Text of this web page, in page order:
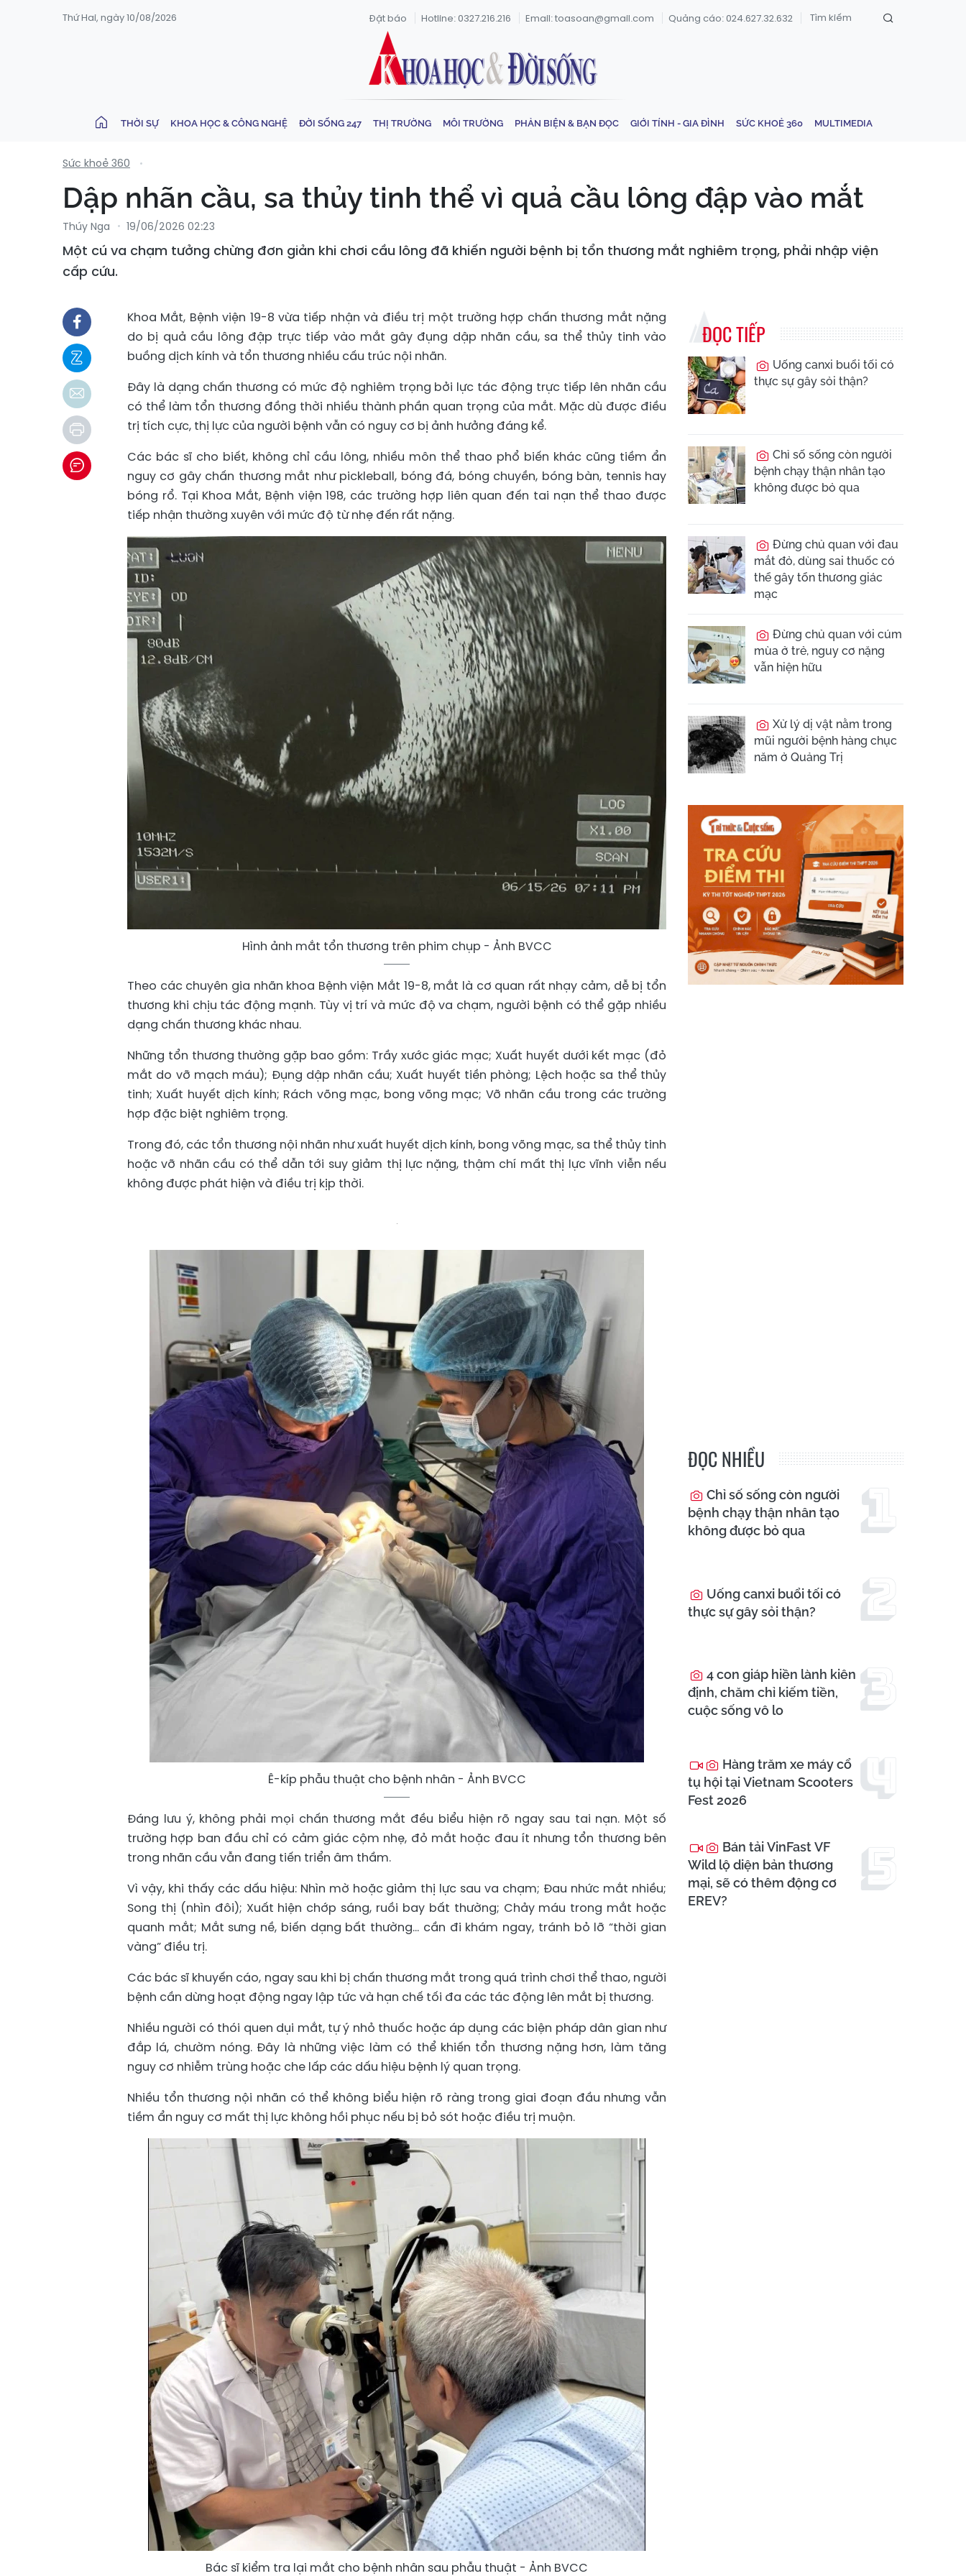
Thứ Hai, ngày 10/08/2026 Đặt báo Hotline: 0327.216.216 Email: toasoan@gmail.com Quảng cáo: 024.627.32.632
THỜI SỰ KHOA HỌC & CÔNG NGHỆ ĐỜI SỐNG 247 THỊ TRƯỜNG MÔI TRƯỜNG PHẢN BIỆN & BẠN ĐỌC GIỚI TÍNH - GIA ĐÌNH SỨC KHOẺ 360 MULTIMEDIA
Sức khoẻ 360
Dập nhãn cầu, sa thủy tinh thể vì quả cầu lông đập vào mắt
Thúy Nga 19/06/2026 02:23
Một cú va chạm tưởng chừng đơn giản khi chơi cầu lông đã khiến người bệnh bị tổn thương mắt nghiêm trọng, phải nhập viện
cấp cứu.
Khoa Mắt, Bệnh viện 19-8 vừa tiếp nhận và điều trị một trường hợp chấn thương mắt nặng
do bị quả cầu lông đập trực tiếp vào mắt gây đụng dập nhãn cầu, sa thể thủy tinh vào
buồng dịch kính và tổn thương nhiều cấu trúc nội nhãn.
Đây là dạng chấn thương có mức độ nghiêm trọng bởi lực tác động trực tiếp lên nhãn cầu
có thể làm tổn thương đồng thời nhiều thành phần quan trọng của mắt. Mặc dù được điều
trị tích cực, thị lực của người bệnh vẫn có nguy cơ bị ảnh hưởng đáng kể.
Các bác sĩ cho biết, không chỉ cầu lông, nhiều môn thể thao phổ biến khác cũng tiềm ẩn
nguy cơ gây chấn thương mắt như pickleball, bóng đá, bóng chuyền, bóng bàn, tennis hay
bóng rổ. Tại Khoa Mắt, Bệnh viện 198, các trường hợp liên quan đến tai nạn thể thao được
tiếp nhận thường xuyên với mức độ từ nhẹ đến rất nặng.
Hình ảnh mắt tổn thương trên phim chụp - Ảnh BVCC
Theo các chuyên gia nhãn khoa Bệnh viện Mắt 19-8, mắt là cơ quan rất nhạy cảm, dễ bị tổn
thương khi chịu tác động mạnh. Tùy vị trí và mức độ va chạm, người bệnh có thể gặp nhiều
dạng chấn thương khác nhau.
Những tổn thương thường gặp bao gồm: Trầy xước giác mạc; Xuất huyết dưới kết mạc (đỏ
mắt do vỡ mạch máu); Đụng dập nhãn cầu; Xuất huyết tiền phòng; Lệch hoặc sa thể thủy
tinh; Xuất huyết dịch kính; Rách võng mạc, bong võng mạc; Vỡ nhãn cầu trong các trường
hợp đặc biệt nghiêm trọng.
Trong đó, các tổn thương nội nhãn như xuất huyết dịch kính, bong võng mạc, sa thể thủy tinh
hoặc vỡ nhãn cầu có thể dẫn tới suy giảm thị lực nặng, thậm chí mất thị lực vĩnh viễn nếu
không được phát hiện và điều trị kịp thời.
Ê-kíp phẫu thuật cho bệnh nhân - Ảnh BVCC
Đáng lưu ý, không phải mọi chấn thương mắt đều biểu hiện rõ ngay sau tai nạn. Một số
trường hợp ban đầu chỉ có cảm giác cộm nhẹ, đỏ mắt hoặc đau ít nhưng tổn thương bên
trong nhãn cầu vẫn đang tiến triển âm thầm.
Vì vậy, khi thấy các dấu hiệu: Nhìn mờ hoặc giảm thị lực sau va chạm; Đau nhức mắt nhiều;
Song thị (nhìn đôi); Xuất hiện chớp sáng, ruồi bay bất thường; Chảy máu trong mắt hoặc
quanh mắt; Mắt sưng nề, biến dạng bất thường... cần đi khám ngay, tránh bỏ lỡ “thời gian
vàng” điều trị.
Các bác sĩ khuyến cáo, ngay sau khi bị chấn thương mắt trong quá trình chơi thể thao, người
bệnh cần dừng hoạt động ngay lập tức và hạn chế tối đa các tác động lên mắt bị thương.
Nhiều người có thói quen dụi mắt, tự ý nhỏ thuốc hoặc áp dụng các biện pháp dân gian như
đắp lá, chườm nóng. Đây là những việc làm có thể khiến tổn thương nặng hơn, làm tăng
nguy cơ nhiễm trùng hoặc che lấp các dấu hiệu bệnh lý quan trọng.
Nhiều tổn thương nội nhãn có thể không biểu hiện rõ ràng trong giai đoạn đầu nhưng vẫn
tiềm ẩn nguy cơ mất thị lực không hồi phục nếu bị bỏ sót hoặc điều trị muộn.
Bác sĩ kiểm tra lại mắt cho bệnh nhân sau phẫu thuật - Ảnh BVCC
ĐỌC TIẾP
Uống canxi buổi tối có
thực sự gây sỏi thận?
Chỉ số sống còn người
bệnh chạy thận nhân tạo
không được bỏ qua
Đừng chủ quan với đau
mắt đỏ, dùng sai thuốc có
thể gây tổn thương giác
mạc
Đừng chủ quan với cúm
mùa ở trẻ, nguy cơ nặng
vẫn hiện hữu
Xử lý dị vật nằm trong
mũi người bệnh hàng chục
năm ở Quảng Trị
ĐỌC NHIỀU
Chỉ số sống còn người
bệnh chạy thận nhân tạo
không được bỏ qua
Uống canxi buổi tối có
thực sự gây sỏi thận?
4 con giáp hiền lành kiên
định, chăm chỉ kiếm tiền,
cuộc sống vô lo
Hàng trăm xe máy cổ
tụ hội tại Vietnam Scooters
Fest 2026
Bán tải VinFast VF
Wild lộ diện bản thương
mại, sẽ có thêm động cơ
EREV?